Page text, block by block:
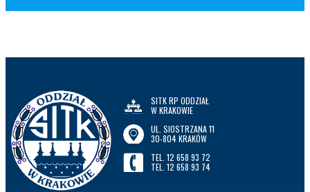
SITK RP ODDZIAŁ
W KRAKOWIE
UL. SIOSTRZANA 11
30-804 KRAKÓW
TEL. 12 658 93 72
TEL. 12 658 93 74